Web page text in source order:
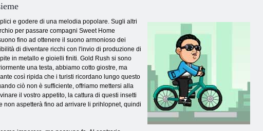
e godere di una melodia popolare. Sugli altri
per passare compagni Sweet Home
fino ad ottenere il suono armonioso dei
di diventare ricchi con l'invio di produzione di
in metallo e gioielli finiti. Gold Rush si sono
una testa, abbiamo cotto giostre, ma
così ripida che i turisti ricordano lungo questo
ciò non è sufficiente, offriamo mettersi alla
il vostro appetito, la cattura di questi insetti
non aspetterà fino ad arrivare li prihlopnet, quindi